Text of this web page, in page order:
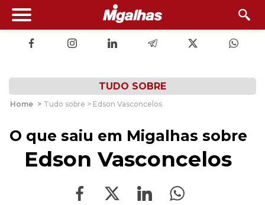
TUDO SOBRE
Home > Tudo sobre > Edson Vasconcelos
O que saiu em Migalhas sobre
Edson Vasconcelos